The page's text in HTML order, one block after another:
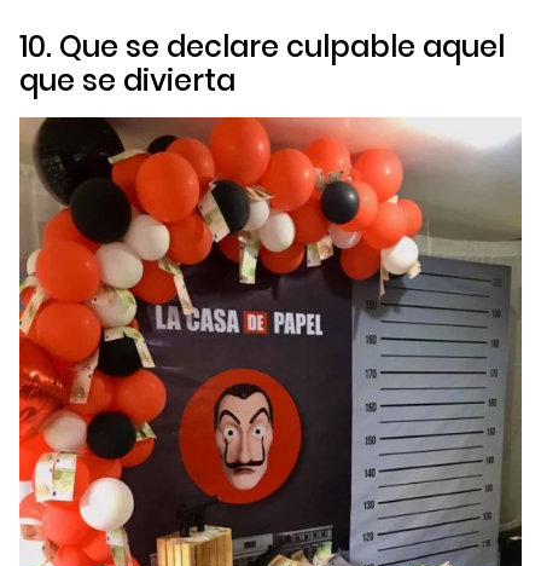
10. Que se declare culpable aquel
que se divierta